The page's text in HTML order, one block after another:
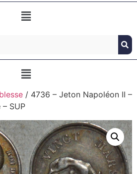
/ 4736 – Jeton Napoléon II –
SUP